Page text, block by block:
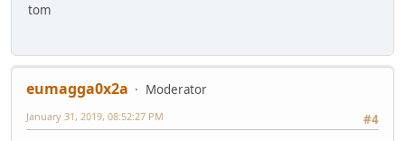
tom
eumagga0x2a
Moderator
#4
January 31, 2019, 08:52:27 PM